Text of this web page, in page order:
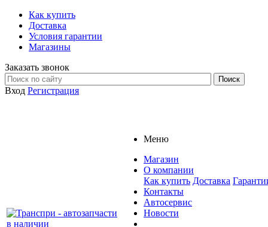
Как купить
Доставка
Условия гарантии
Магазины
Заказать звонок
Вход Регистрация
Меню
Магазин
О компании
Как купить Доставка
Контакты
Автосервис
Новости